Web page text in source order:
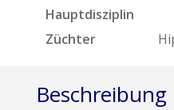
Hauptdisziplin
Züchter
Beschreibung